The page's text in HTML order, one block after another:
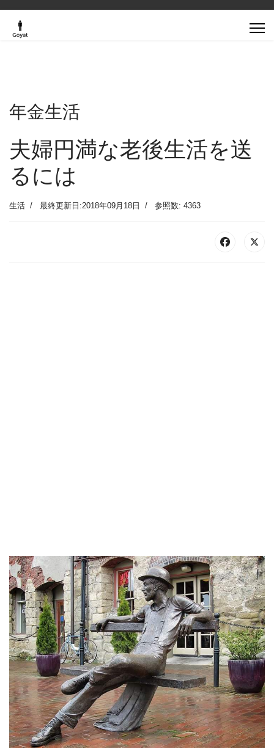
年金生活
夫婦円満な老後生活を送
るには
生活 最終更新日:2018年09月18日 参照数: 4363